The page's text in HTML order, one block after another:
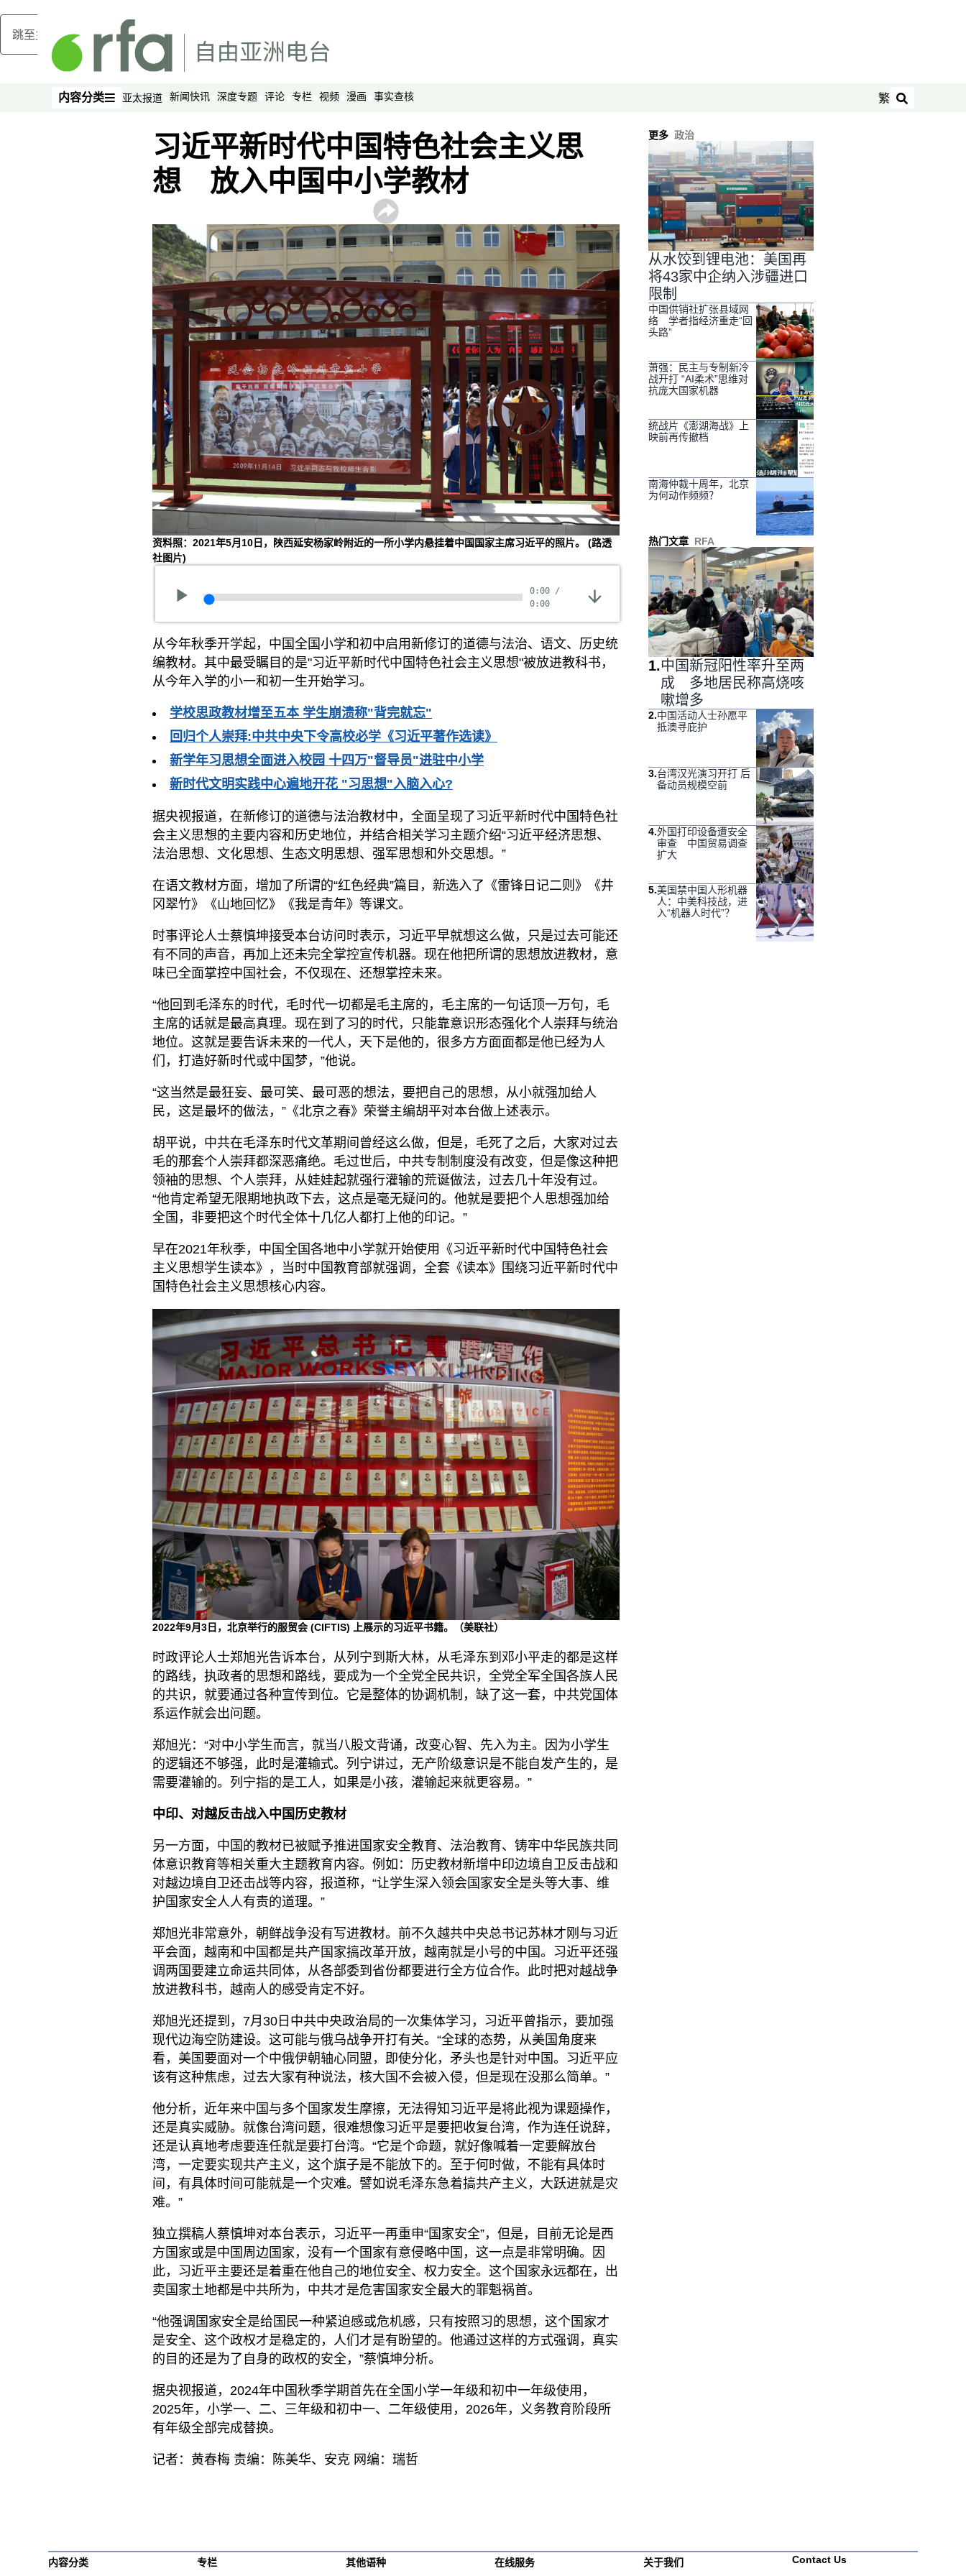
跳至主内容
内容分类
内容分类 亚太报道 新闻快讯 深度专题 评论 专栏 视频 漫画 事实查核 繁
搜索
习近平新时代中国特色社会主义思
想 放入中国中小学教材
资料照：2021年5月10日，陕西延安杨家岭附近的一所小学内悬挂着中国国家主席习近平的照片。 (路透
社图片)
0:00 /
0:00
从今年秋季开学起，中国全国小学和初中启用新修订的道德与法治、语文、历史统
编教材。其中最受瞩目的是"习近平新时代中国特色社会主义思想"被放进教科书，
从今年入学的小一和初一生开始学习。
学校思政教材增至五本 学生崩溃称"背完就忘"
回归个人崇拜:中共中央下令高校必学《习近平著作选读》
新学年习思想全面进入校园 十四万"督导员"进驻中小学
新时代文明实践中心遍地开花 "习思想"入脑入心?
据央视报道，在新修订的道德与法治教材中，全面呈现了习近平新时代中国特色社
会主义思想的主要内容和历史地位，并结合相关学习主题介绍“习近平经济思想、
法治思想、文化思想、生态文明思想、强军思想和外交思想。”
在语文教材方面，增加了所谓的“红色经典”篇目，新选入了《雷锋日记二则》《井
冈翠竹》《山地回忆》《我是青年》等课文。
时事评论人士蔡慎坤接受本台访问时表示，习近平早就想这么做，只是过去可能还
有不同的声音，再加上还未完全掌控宣传机器。现在他把所谓的思想放进教材，意
味已全面掌控中国社会，不仅现在、还想掌控未来。
“他回到毛泽东的时代，毛时代一切都是毛主席的，毛主席的一句话顶一万句，毛
主席的话就是最高真理。现在到了习的时代，只能靠意识形态强化个人崇拜与统治
地位。这就是要告诉未来的一代人，天下是他的，很多方方面面都是他已经为人
们，打造好新时代或中国梦，”他说。
“这当然是最狂妄、最可笑、最可恶的想法，要把自己的思想，从小就强加给人
民，这是最坏的做法，”《北京之春》荣誉主编胡平对本台做上述表示。
胡平说，中共在毛泽东时代文革期间曾经这么做，但是，毛死了之后，大家对过去
毛的那套个人崇拜都深恶痛绝。毛过世后，中共专制制度没有改变，但是像这种把
领袖的思想、个人崇拜，从娃娃起就强行灌输的荒诞做法，过去几十年没有过。
“他肯定希望无限期地执政下去，这点是毫无疑问的。他就是要把个人思想强加给
全国，非要把这个时代全体十几亿人都打上他的印记。”
早在2021年秋季，中国全国各地中小学就开始使用《习近平新时代中国特色社会
主义思想学生读本》，当时中国教育部就强调，全套《读本》围绕习近平新时代中
国特色社会主义思想核心内容。
2022年9月3日，北京举行的服贸会 (CIFTIS) 上展示的习近平书籍。（美联社）
时政评论人士郑旭光告诉本台，从列宁到斯大林，从毛泽东到邓小平走的都是这样
的路线，执政者的思想和路线，要成为一个全党全民共识，全党全军全国各族人民
的共识，就要通过各种宣传到位。它是整体的协调机制，缺了这一套，中共党国体
系运作就会出问题。
郑旭光：“对中小学生而言，就当八股文背诵，改变心智、先入为主。因为小学生
的逻辑还不够强，此时是灌输式。列宁讲过，无产阶级意识是不能自发产生的，是
需要灌输的。列宁指的是工人，如果是小孩，灌输起来就更容易。”
中印、对越反击战入中国历史教材
另一方面，中国的教材已被赋予推进国家安全教育、法治教育、铸牢中华民族共同
体意识教育等相关重大主题教育内容。例如：历史教材新增中印边境自卫反击战和
对越边境自卫还击战等内容，报道称，“让学生深入领会国家安全是头等大事、维
护国家安全人人有责的道理。”
郑旭光非常意外，朝鲜战争没有写进教材。前不久越共中央总书记苏林才刚与习近
平会面，越南和中国都是共产国家搞改革开放，越南就是小号的中国。习近平还强
调两国要建立命运共同体，从各部委到省份都要进行全方位合作。此时把对越战争
放进教科书，越南人的感受肯定不好。
郑旭光还提到，7月30日中共中央政治局的一次集体学习，习近平曾指示，要加强
现代边海空防建设。这可能与俄乌战争开打有关。“全球的态势，从美国角度来
看，美国要面对一个中俄伊朝轴心同盟，即使分化，矛头也是针对中国。习近平应
该有这种焦虑，过去大家有种说法，核大国不会被入侵，但是现在没那么简单。”
他分析，近年来中国与多个国家发生摩擦，无法得知习近平是将此视为课题操作，
还是真实威胁。就像台湾问题，很难想像习近平是要把收复台湾，作为连任说辞，
还是认真地考虑要连任就是要打台湾。“它是个命题，就好像喊着一定要解放台
湾，一定要实现共产主义，这个旗子是不能放下的。至于何时做，不能有具体时
间，有具体时间可能就是一个灾难。譬如说毛泽东急着搞共产主义，大跃进就是灾
难。”
独立撰稿人蔡慎坤对本台表示，习近平一再重申“国家安全”，但是，目前无论是西
方国家或是中国周边国家，没有一个国家有意侵略中国，这一点是非常明确。因
此，习近平主要还是着重在他自己的地位安全、权力安全。这个国家永远都在，出
卖国家土地都是中共所为，中共才是危害国家安全最大的罪魁祸首。
“他强调国家安全是给国民一种紧迫感或危机感，只有按照习的思想，这个国家才
是安全、这个政权才是稳定的，人们才是有盼望的。他通过这样的方式强调，真实
的目的还是为了自身的政权的安全，”蔡慎坤分析。
据央视报道，2024年中国秋季学期首先在全国小学一年级和初中一年级使用，
2025年，小学一、二、三年级和初中一、二年级使用，2026年，义务教育阶段所
有年级全部完成替换。
记者：黄春梅 责编：陈美华、安克 网编：瑞哲
更多 政治
从水饺到锂电池：美国再
将43家中企纳入涉疆进口
限制
中国供销社扩张县域网
络 学者指经济重走“回
头路”
萧强：民主与专制新冷
战开打 “AI柔术”思维对
抗庞大国家机器
统战片《澎湖海战》上
映前再传撤档
南海仲裁十周年，北京
为何动作频频？
热门文章 RFA
1.中国新冠阳性率升至两
成 多地居民称高烧咳
嗽增多
2.中国活动人士孙愿平
抵澳寻庇护
3.台湾汉光演习开打 后
备动员规模空前
4.外国打印设备遭安全
审查 中国贸易调查
扩大
5.美国禁中国人形机器
人：中美科技战，进
入“机器人时代”？
内容分类 专栏 其他语种 在线服务 关于我们 Contact Us